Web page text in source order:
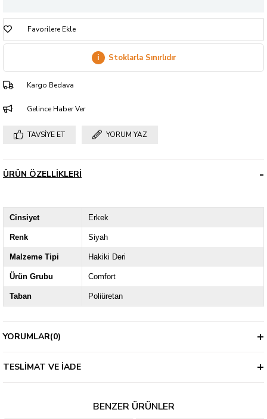
Favorilere Ekle
i Stoklarla Sınırlıdır
Kargo Bedava
Gelince Haber Ver
TAVSIYE ET YORUM YAZ
ÜRÜN ÖZELLIKLERI
Cinsiyet Erkek
Renk Siyah
Malzeme Tipi Hakiki Deri
Ürün Grubu Comfort
Taban Poliüretan
YORUMLAR(0)
TESLIMAT VE İADE
BENZER ÜRÜNLER